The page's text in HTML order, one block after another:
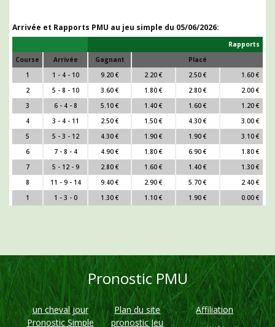
Arrivée et Rapports PMU au jeu simple du 05/06/2026:
Rapports
Course
Arrivée Gagnant
Placé
1
1 - 4 - 10 9.20 € 2.20 € 2.50 €
1.60 €
2
5 - 8 - 10 3.60 € 1.80 € 2.80 €
2.00 €
3
6 - 4 - 8 5.10 € 1.40 € 1.60 €
1.20 €
4
3 - 4 - 11 2.50 € 1.50 € 4.30 €
3.00 €
5
5 - 3 - 12 4.30 € 1.90 € 1.90 €
3.10 €
6
7 - 8 - 4 4.90 € 1.80 € 6.90 €
1.80 €
7
5 - 12 - 9 2.80 € 1.60 € 1.40 €
1.30 €
8
11 - 9 - 14 9.40 € 2.90 € 5.70 €
2.40 €
1
1 - 3 - 0 1.30 € 1.10 € 1.90 € 0.00 €
Pronostic PMU
un cheval jour Plan du site
Affiliation
Pronostic Simple
pronostic Jeu